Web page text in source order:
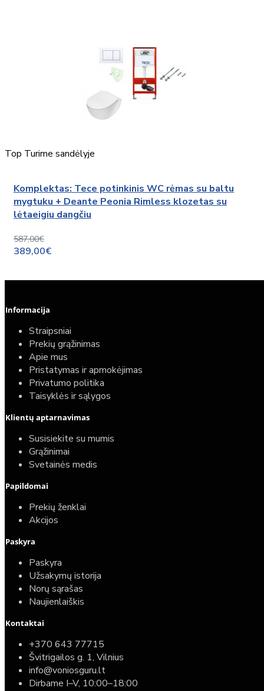
Top Turime sandėlyje
Komplektas: Tece potinkinis WC rėmas su baltu
mygtuku + Deante Peonia Rimless klozetas su
lėtaeigiu dangčiu
587,00€
389,00€
Informacija
Straipsniai
Prekių grąžinimas
Apie mus
Pristatymas ir apmokėjimas
Privatumo politika
Taisyklės ir sąlygos
Klientų aptarnavimas
Susisiekite su mumis
Grąžinimai
Svetainės medis
Papildomai
Prekių ženklai
Akcijos
Paskyra
Paskyra
Užsakymų istorija
Norų sąrašas
Naujienlaiškis
Kontaktai
+370 643 77715
Švitrigailos g. 1, Vilnius
info@voniosguru.lt
Dirbame I–V, 10:00–18:00